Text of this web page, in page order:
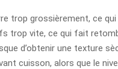
trop grossièrement, ce
trop vite, ce qui fait
d’obtenir une texture
cuisson, alors que le